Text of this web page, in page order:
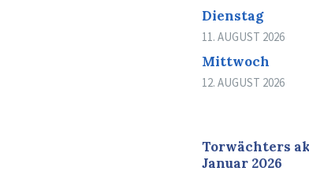
Dienstag
11. AUGUST 2026
Mittwoch
12. AUGUST 2026
Torwächters
Januar 2026